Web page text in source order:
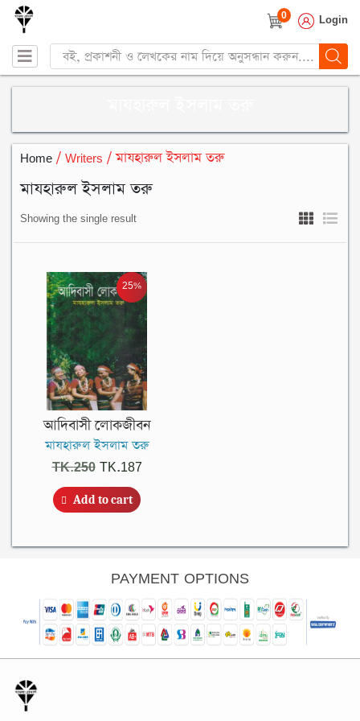
0 Login
Products
search
Home / Writers / মাযহারুল ইসলাম তরু
মাযহারুল ইসলাম তরু
Showing the single result
25%
আদিবাসী লোকজীবন
মাযহারুল ইসলাম তরু
TK.250 Original
price
was:
TK.187Current
Add to cart
PAYMENT OPTIONS